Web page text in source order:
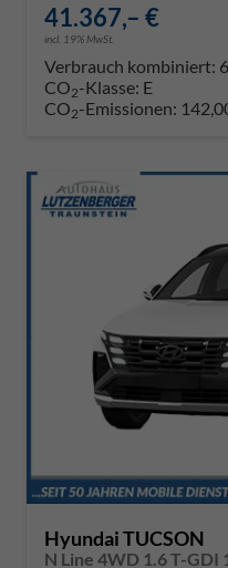
41.367,– €
incl. 19% MwSt.
Verbrauch kombiniert:
CO2-Klasse: E
CO2-Emissionen:
Hyundai TUCSON